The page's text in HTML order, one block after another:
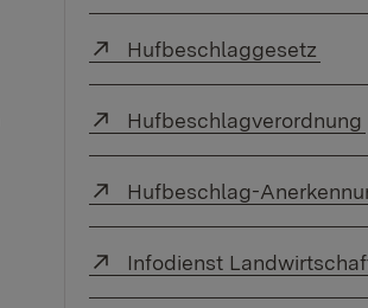
Externer Link:
Hufbeschlaggesetz
Externer Link:
Hufbeschlagverordnung
Externer Link:
Hufbeschlag-
Externer Link:
Infodienst